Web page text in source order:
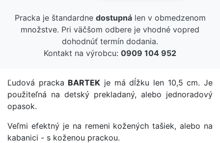
Pracka je štandardne dostupnálen v obmedzenom
množstve. Pri väčšom odbere je vhodné vopred
dohodnúť termín dodania.
Kontakt na výrobcu: 0909 104 952
Ľudová pracka BARTEK je má dĺžku len 10,5 cm. Je
použiteľná na detský prekladaný, alebo jednoradový
opasok.
Veľmi efektný je na remeni kožených tašiek, alebo na
kabanici - s koženou prackou.